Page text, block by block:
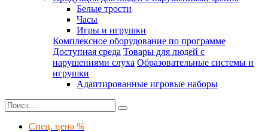
Белые трости
Часы
Игры и игрушки
Комплексное оборудование по программе
Доступная среда Товары для людей с
нарушениями слуха Образовательные системы и
игрушки
Адаптированные игровые наборы
Спец. цена %